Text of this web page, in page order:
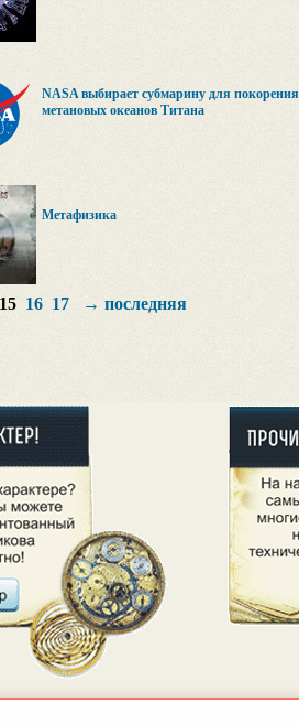
NASA выбирает субмарину для покорения
метановых океанов Титана
Метафизика
15 16 17 → последняя